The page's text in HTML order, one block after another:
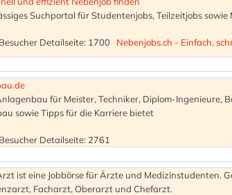
Suchportal für Studentenjobs, Teilzeitjobs sowie
Detailseite: 1700 Nebenjobs.ch - Einfach,
für Meister, Techniker, Diplom-Ingenieure,
sowie Tipps für die Karriere bietet
Detailseite: 2761
ist eine Jobbörse für Ärzte und Medizinstudenten.
Facharzt, Oberarzt und Chefarzt.